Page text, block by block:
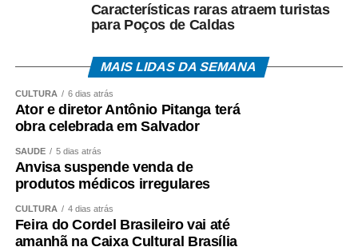
devolve o dinheiro e vai embora. Não podemos aceitar
esse tipo de situação”, afirmou Ênio da Brígida.
“Essa é uma obra que já está bastante atrasada. Fizemos
obra, mas também outras frentes de trabalho, para que,
quando chegar o período de chuvas, Sinop não fique
merece esse apoio, e a comunidade merece uma
solução”, destacou Toninho Bernardes.
O vereador Célio Garcia lembrou a importância da obra e
o esforço realizado para a obtenção dos recursos.
Características raras atraem turistas
para Poços de Caldas
MAIS LIDAS DA SEMANA
CULTURA 6 dias atrás
Ator e diretor Antônio Pitanga terá
obra celebrada em Salvador
SAÚDE 5 dias atrás
Anvisa suspende venda de
produtos médicos irregulares
CULTURA 4 dias atrás
Feira do Cordel Brasileiro vai até
amanhã na Caixa Cultural Brasília